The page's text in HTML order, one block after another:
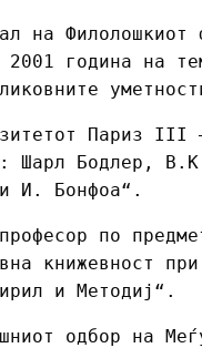
на
година на
Париз
Шарл Бодлер,
И. Бонфоа“.
по
книжевност
и Методиј“.
одбор на